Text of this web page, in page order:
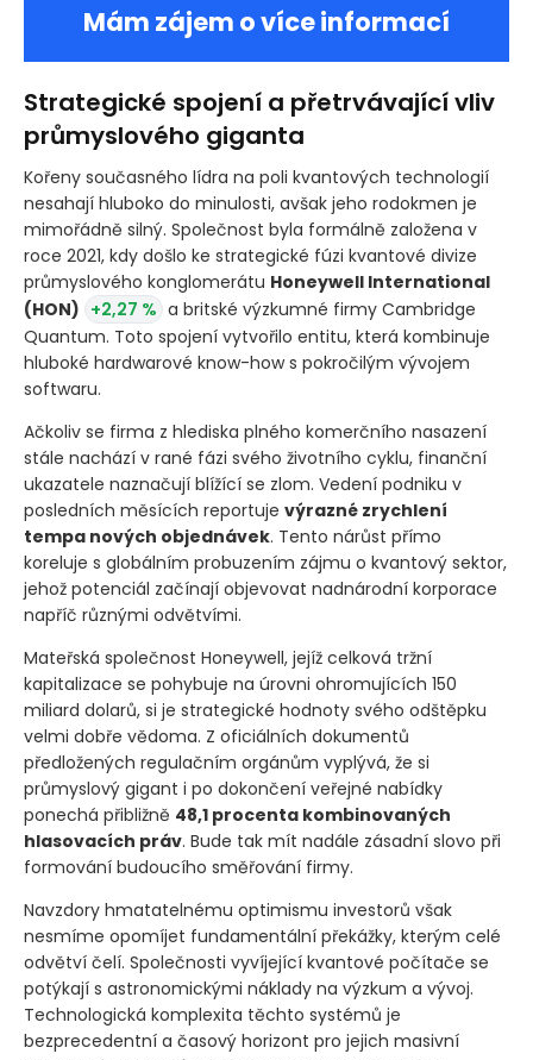
Mám zájem o více informací
Strategické spojení a přetrvávající vliv
průmyslového giganta
Kořeny současného lídra na poli kvantových technologií
nesahají hluboko do minulosti, avšak jeho rodokmen je
mimořádně silný. Společnost byla formálně založena v
roce 2021, kdy došlo ke strategické fúzi kvantové divize
průmyslového konglomerátu Honeywell International
(HON) +2,27 % a britské výzkumné firmy Cambridge
Quantum. Toto spojení vytvořilo entitu, která kombinuje
hluboké hardwarové know-how s pokročilým vývojem
softwaru.
Ačkoliv se firma z hlediska plného komerčního nasazení
stále nachází v rané fázi svého životního cyklu, finanční
ukazatele naznačují blížící se zlom. Vedení podniku v
posledních měsících reportuje výrazné zrychlení
tempa nových objednávek. Tento nárůst přímo
koreluje s globálním probuzením zájmu o kvantový sektor,
jehož potenciál začínají objevovat nadnárodní korporace
napříč různými odvětvími.
Mateřská společnost Honeywell, jejíž celková tržní
kapitalizace se pohybuje na úrovni ohromujících 150
miliard dolarů, si je strategické hodnoty svého odštěpku
velmi dobře vědoma. Z oficiálních dokumentů
předložených regulačním orgánům vyplývá, že si
průmyslový gigant i po dokončení veřejné nabídky
ponechá přibližně 48,1 procenta kombinovaných
hlasovacích práv. Bude tak mít nadále zásadní slovo při
formování budoucího směřování firmy.
Navzdory hmatatelnému optimismu investorů však
nesmíme opomíjet fundamentální překážky, kterým celé
odvětví čelí. Společnosti vyvíjející kvantové počítače se
potýkají s astronomickými náklady na výzkum a vývoj.
Technologická komplexita těchto systémů je
bezprecedentní a časový horizont pro jejich masivní